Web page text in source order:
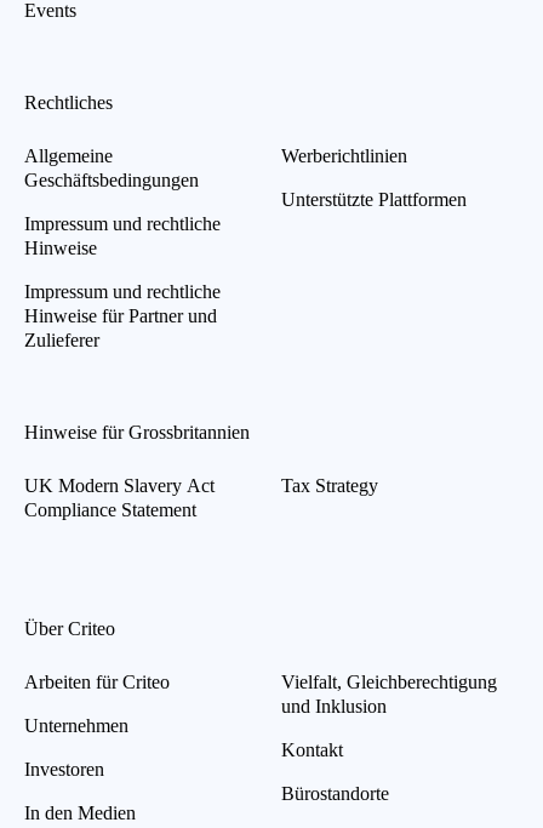
Events
Rechtliches
Allgemeine
Geschäftsbedingungen
Impressum und rechtliche
Hinweise
Impressum und rechtliche
Hinweise für Partner und
Zulieferer
Werberichtlinien
Unterstützte Plattformen
Hinweise für Grossbritannien
UK Modern Slavery Act
Compliance Statement
Tax Strategy
Über Criteo
Arbeiten für Criteo
Unternehmen
Investoren
In den Medien
Vielfalt, Gleichberechtigung
und Inklusion
Kontakt
Bürostandorte